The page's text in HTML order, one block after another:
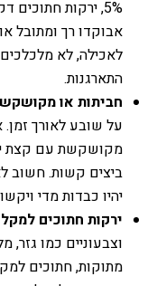
5%, ירקות
אבוקדו רך ומתובל
לאכילה, לא
התארגנות.
חביתות או
על שובע לאורך
מקושקשת עם קצת
ביצים קשות. חשוב
יהיו כבדות מדי
ירקות חתוכים
וצבעוניים כמו
מתוקות, חתוכים